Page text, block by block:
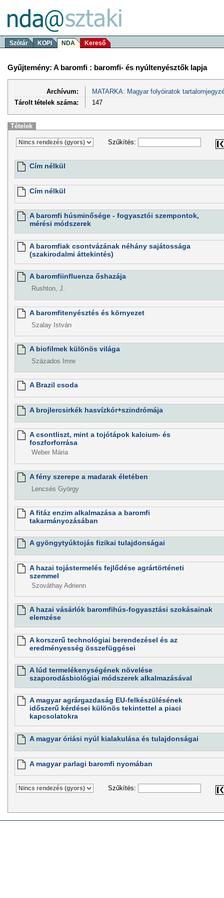
Szótár KOPI NDA Kereső
Gyűjtemény: A baromfi : baromfi- és nyúltenyésztők lapja
Archívum:
MATARKA: Magyar folyóiratok
Tárolt tételek száma:
147
Tételek
Szűkítés:
Cím nélkül
Cím nélkül
A baromfi húsminősége - fogyasztói szempontok,
mérési módszerek
A baromfiak csontvázának néhány sajátossága
(szakirodalmi áttekintés)
A baromfiinfluenza őshazája
Rushton, J.
A baromfitenyésztés és környezet
Szalay István
A biofilmek különös világa
Százados Imre
A Brazil csoda
A brojlercsirkék hasvízkór+szindrómája
A csontliszt, mint a tojótápok kalcium- és
foszforforrása
Weber Mária
A fény szerepe a madarak életében
Lencsés György
A fitáz enzim alkalmazása a baromfi
takarmányozásában
A gyöngytyúktojás fizikai tulajdonságai
A hazai tojástermelés fejlődése agrártörténeti
szemmel
Szováthay Adrienn
A hazai vásárlók baromfihús-fogyasztási szokásainak
elemzése
A korszerű technológiai berendezésel és az
eredményesség összefüggései
A lúd termelékenységének növelése
szaporodásbiológiai módszerek alkalmazásával
A magyar agrárgazdaság EU-felkészülésének
időszerű kérdései különös tekintettel a piaci
kapcsolatokra
A magyar óriási nyúl kialakulása és tulajdonságai
A magyar parlagi baromfi nyomában
Szűkítés: